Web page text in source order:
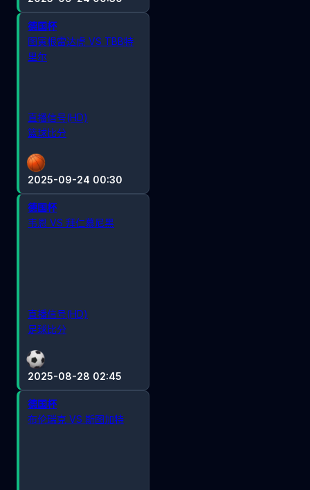
2025-09-24 00:30
德国杯
图寅根雷达虎 VS TBB特
里尔
直播信号(HD)
篮球比分
2025-08-28 02:45
德国杯
韦恩 VS 拜仁慕尼黑
直播信号(HD)
足球比分
德国杯
布伦瑞克 VS 斯图加特